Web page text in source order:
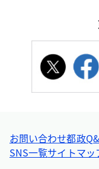
お問い合わせ都政
SNS一覧サイトマッ